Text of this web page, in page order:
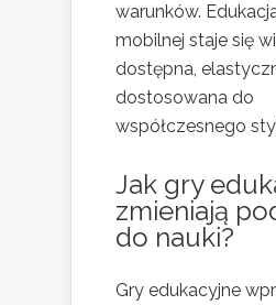
warunków.
mobilnej staje się
dostępna,
dostosowana do
współczesnego
Jak gry
zmieniają
do nauki?
Gry edukacyjne